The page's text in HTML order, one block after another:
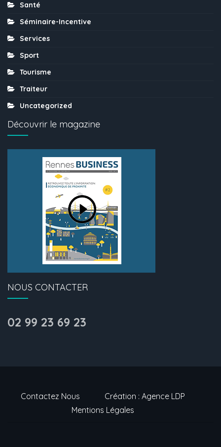
Santé
Séminaire-Incentive
Services
Sport
Tourisme
Traiteur
Uncategorized
Découvrir le magazine
NOUS CONTACTER
02 99 23 69 23
Contactez Nous
Création : Agence LDP
Mentions Légales